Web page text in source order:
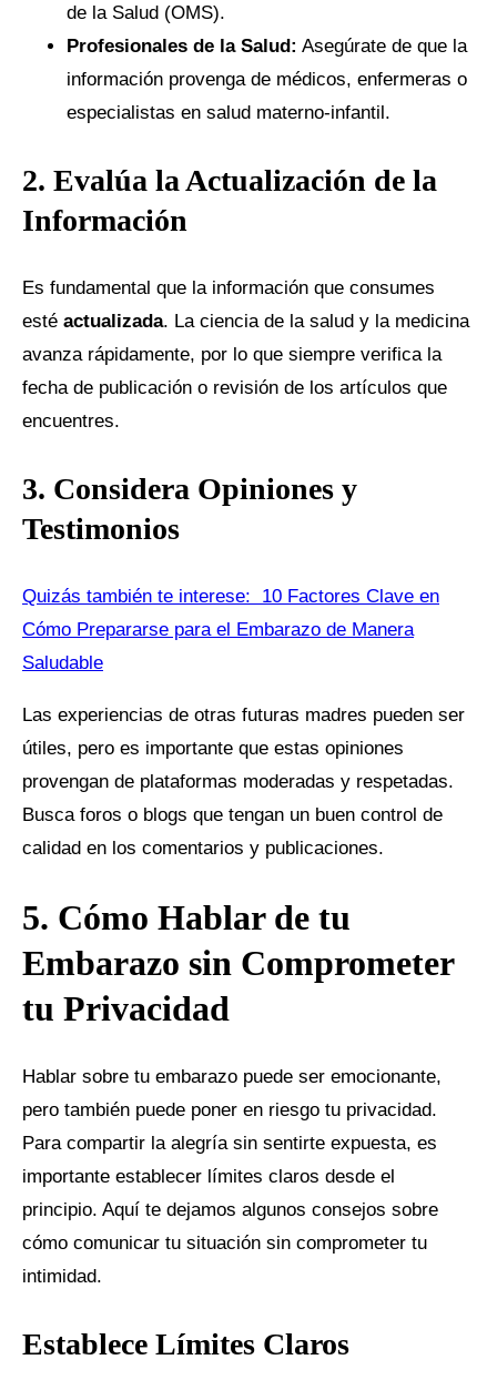
de la Salud (OMS).
Profesionales de la Salud: Asegúrate de que la
información provenga de médicos, enfermeras o
especialistas en salud materno-infantil.
2. Evalúa la Actualización de la
Información
Es fundamental que la información que consumes
esté actualizada. La ciencia de la salud y la medicina
avanza rápidamente, por lo que siempre verifica la
fecha de publicación o revisión de los artículos que
encuentres.
3. Considera Opiniones y
Testimonios
Quizás también te interese:
10 Factores Clave en
Cómo Prepararse para el Embarazo de Manera
Saludable
Las experiencias de otras futuras madres pueden ser
útiles, pero es importante que estas opiniones
provengan de plataformas moderadas y respetadas.
Busca foros o blogs que tengan un buen control de
calidad en los comentarios y publicaciones.
5. Cómo Hablar de tu
Embarazo sin Comprometer
tu Privacidad
Hablar sobre tu embarazo puede ser emocionante,
pero también puede poner en riesgo tu privacidad.
Para compartir la alegría sin sentirte expuesta, es
importante establecer límites claros desde el
principio. Aquí te dejamos algunos consejos sobre
cómo comunicar tu situación sin comprometer tu
intimidad.
Establece Límites Claros